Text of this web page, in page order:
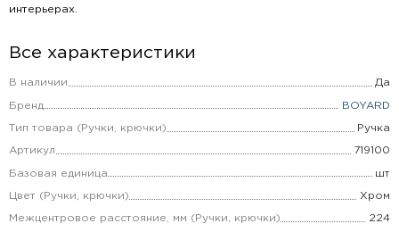
интерьерах.
Все характеристики
В наличии Да
Бренд BOYARD
Тип товара (Ручки, крючки) Ручка
Артикул 719100
Базовая единица шт
Цвет (Ручки, крючки) Хром
Межцентровое расстояние, мм (Ручки, крючки) 224